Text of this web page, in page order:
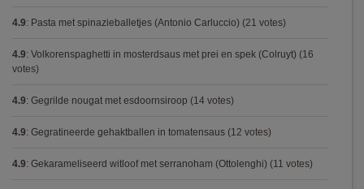
4.9: Pasta met spinazieballetjes (Antonio Carluccio) (21 votes)
4.9: Volkorenspaghetti in mosterdsaus met prei en spek (Colruyt) (16
votes)
4.9: Gegrilde nougat met esdoornsiroop (14 votes)
4.9: Gegratineerde gehaktballen in tomatensaus (12 votes)
4.9: Gekarameliseerd witloof met serranoham (Ottolenghi) (11 votes)